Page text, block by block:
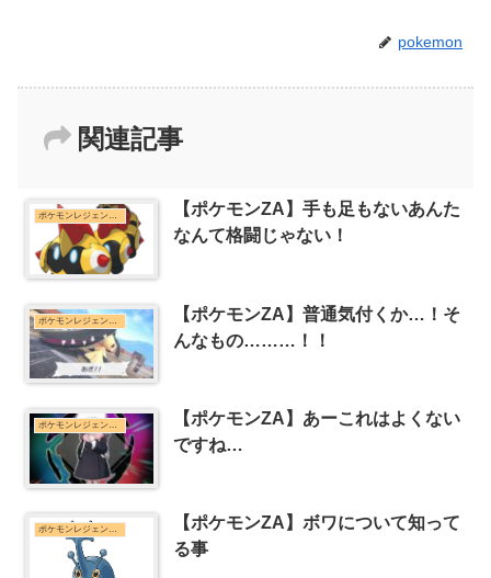
pokemon
関連記事
ポケモンレジェンズZ-Aまとめ
【ポケモンZA】手も足もないあんた
なんて格闘じゃない！
【ポケモンZA】普通気付くか…！そ
んなもの………！！
【ポケモンZA】あーこれはよくない
ですね…
ポケモンレジェンズZ-Aまとめ
【ポケモンZA】ボワについて知って
る事